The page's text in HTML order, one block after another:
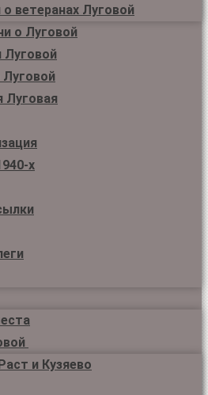
ветеранах Луговой
о Луговой
Луговой
Луговая
х
и Кузяево